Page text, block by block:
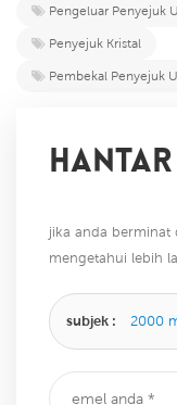
Pengeluar Penyejuk
Penyejuk Kristal
Pembekal Penyejuk
jika anda
mengetahui lebih
subjek : 2000